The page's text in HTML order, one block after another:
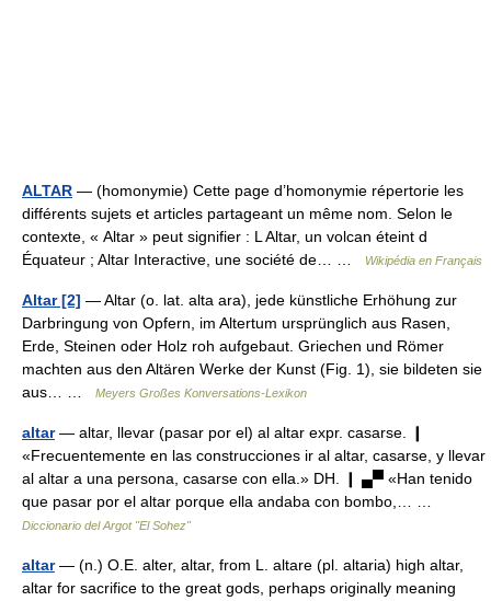
ALTAR — (homonymie) Cette page d’homonymie répertorie les
différents sujets et articles partageant un même nom. Selon le
contexte, « Altar » peut signifier : L Altar, un volcan éteint d
Équateur ; Altar Interactive, une société de… …
Wikipédia en Français
Altar [2] — Altar (o. lat. alta ara), jede künstliche Erhöhung zur
Darbringung von Opfern, im Altertum ursprünglich aus Rasen,
Erde, Steinen oder Holz roh aufgebaut. Griechen und Römer
machten aus den Altären Werke der Kunst (Fig. 1), sie bildeten sie
aus… …
Meyers Großes Konversations-Lexikon
altar— altar, llevar (pasar por el) al altar expr. casarse. ❙
«Frecuentemente en las construcciones ir al altar, casarse, y llevar
al altar a una persona, casarse con ella.» DH. ❙ ▄▀ «Han tenido
que pasar por el altar porque ella andaba con bombo,… …
Diccionario del Argot "El Sohez"
altar— (n.) O.E. alter, altar, from L. altare (pl. altaria) high altar,
altar for sacrifice to the great gods, perhaps originally meaning